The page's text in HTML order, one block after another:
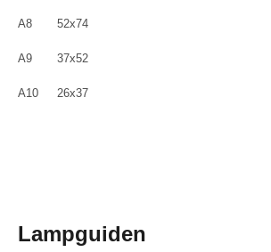
A8 52x74
A9 37x52
A10 26x37
Lampguiden